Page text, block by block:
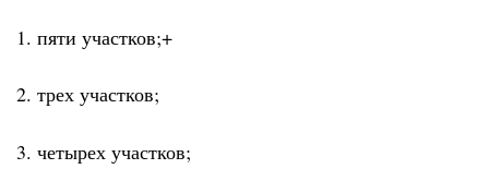
1. пяти участков;+
2. трех участков;
3. четырех участков;